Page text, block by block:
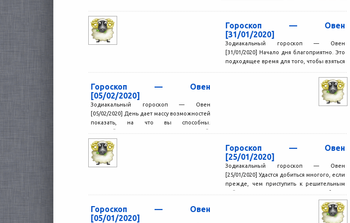
Гороскоп — Овен
[31/01/2020]
Зодиакальный гороскоп — Овен
[31/01/2020] Начало дня благоприятно. Это
подходящее время для того, чтобы взяться
Гороскоп — Овен
[05/02/2020]
Зодиакальный гороскоп — Овен
[05/02/2020] День дает массу возможностей
показать, на что вы способны.
Постарайтесь не упустить ни одной.
Окружающих...
Гороскоп — Овен
[25/01/2020]
Зодиакальный гороскоп — Овен
[25/01/2020] Удастся добиться многого, если
прежде, чем приступить к решительным
действиям, вы проанализируете события
Гороскоп — Овен
[05/01/2020]